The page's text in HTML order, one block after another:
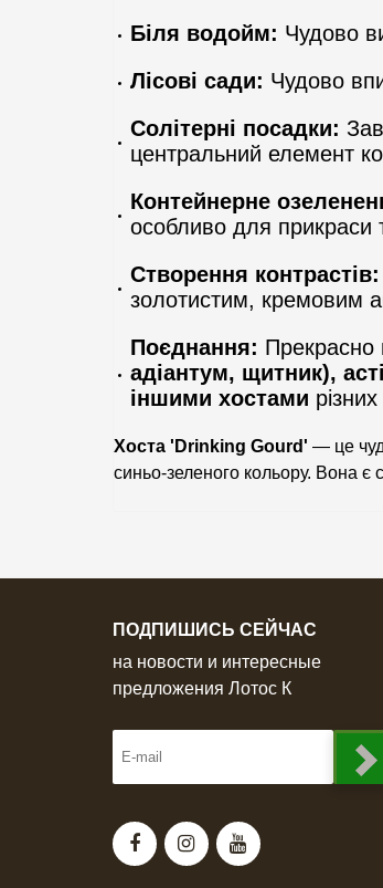
Біля водойм: Чудово
Лісові сади: Чудово
Солітерні посадки:
центральний елемент
Контейнерне
особливо для прикраси
Створення контрастів:
золотистим, кремовим
Поєднання: Прекрасно
адіантум, щитник),
іншими хостами
Хоста 'Drinking Gourd' — це
синьо-зеленого кольору. Вона є
ПОДПИШИСЬ СЕЙЧАС
на новости и интересные
предложения Лотос К